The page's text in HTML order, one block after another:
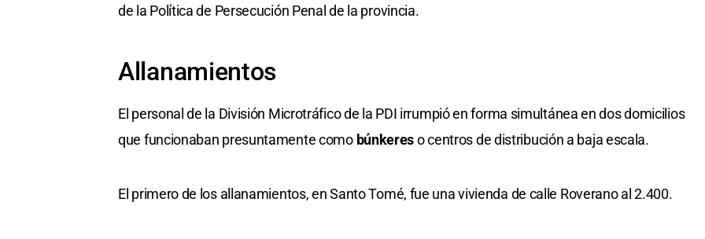
de la Política de Persecución Penal de la provincia.
Allanamientos
El personal de la División Microtráfico de la PDI irrumpió en forma simultánea en dos domicilios
que funcionaban presuntamente como búnkereso centros de distribución a baja escala.
El primero de los allanamientos, en Santo Tomé, fue una vivienda de calle Roverano al 2.400.